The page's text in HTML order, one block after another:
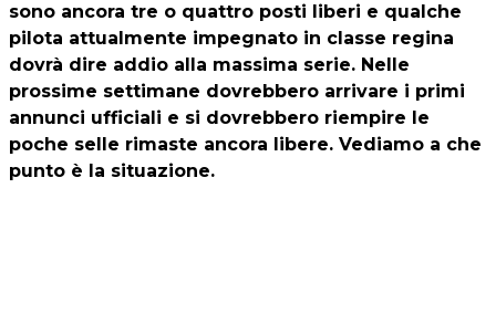
sono ancora tre o quattro posti liberi e qualche
pilota attualmente impegnato in classe regina
dovrà dire addio alla massima serie. Nelle
prossime settimane dovrebbero arrivare i primi
annunci ufficiali e si dovrebbero riempire le
poche selle rimaste ancora libere. Vediamo a che
punto è la situazione.